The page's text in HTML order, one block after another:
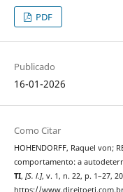
PDF
Publicado
16-01-2026
Como Citar
HOHENDORFF, Raquel von;
comportamento: a
TI, [S. l.], v. 1, n. 22, p. 1–27,
https://